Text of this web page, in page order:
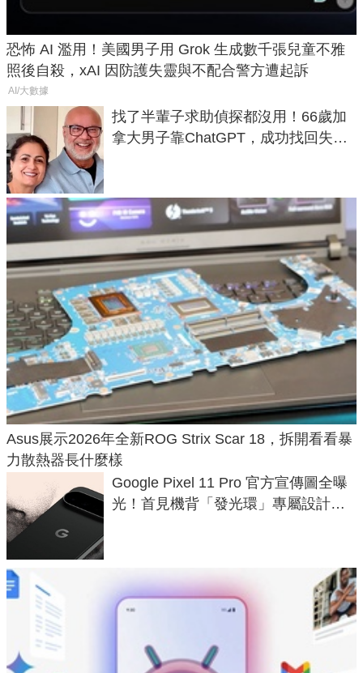
恐怖 AI 濫用！美國男子用 Grok 生成數千張兒童不雅
照後自殺，xAI 因防護失靈與不配合警方遭起訴
AI/大數據
找了半輩子求助偵探都沒用！66歲加
拿大男子靠ChatGPT，成功找回失散
Asus展示2026年全新ROG Strix Scar 18，拆開看看暴
力散熱器長什麼樣
Google Pixel 11 Pro 官方宣傳圖全曝
光！首見機背「發光環」專屬設計、